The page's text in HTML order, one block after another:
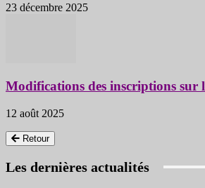
23 décembre 2025
Modifications des inscriptions sur
12 août 2025
Retour
Les dernières actualités